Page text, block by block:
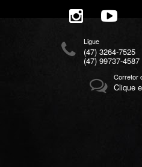
Ligue
(47) 3264-7525
(47) 99737-4587
Corretor
Clique